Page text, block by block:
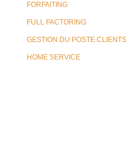
FORFAITING
FULL FACTORING
GESTION DU POSTE CLIENTS
HOME SERVICE